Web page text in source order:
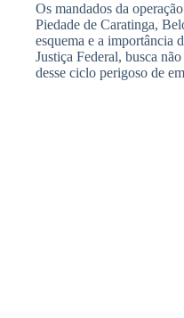
Os mandados da
Piedade de Caratinga,
esquema e a importância
Justiça Federal, busca
desse ciclo perigoso de